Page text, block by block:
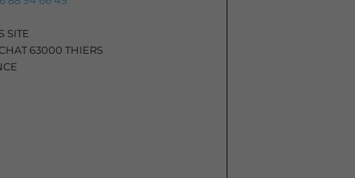
SITE
63000 THIERS